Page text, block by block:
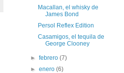
Macallan, el whisky de
James Bond
Persol Reflex Edition
Casamigos, el tequila de
George Clooney
►febrero(7)
►enero(6)